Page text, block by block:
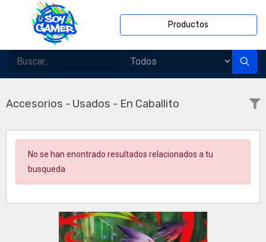
Productos
Accesorios - Usados - En Caballito
No se han enontrado resultados relacionados a tu
busqueda